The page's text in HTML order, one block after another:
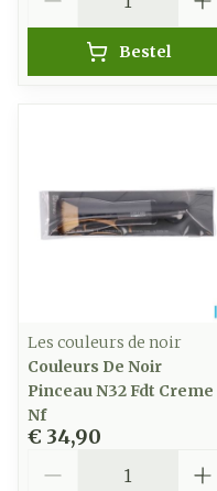
Bestel
Les couleurs de noir
Couleurs De Noir
Pinceau N32 Fdt Creme
Nf
€ 34,90